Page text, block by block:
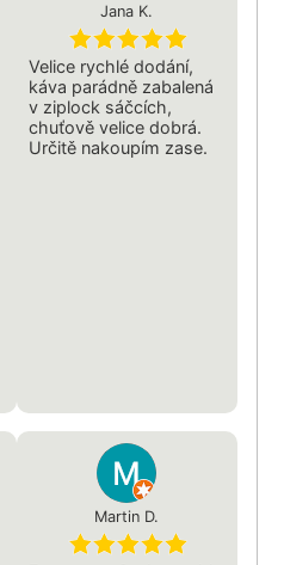
Jana K.
Velice rychlé dodání,
káva parádně zabalená
v ziplock sáčcích,
chuťově velice dobrá.
Určitě nakoupím zase.
Martin D.